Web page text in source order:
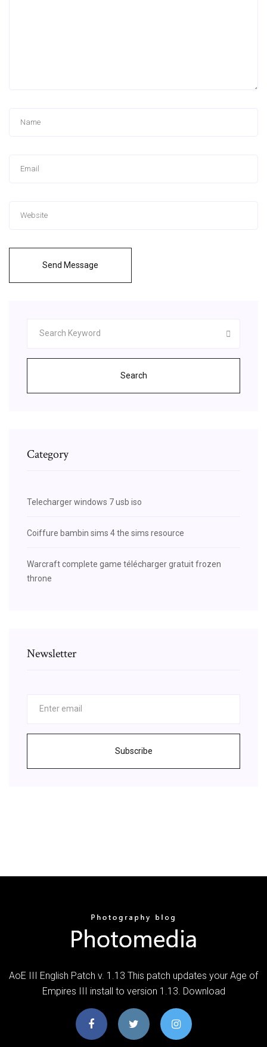
Send Message
Search
Category
Telecharger windows 7 usb iso
Coiffure bambin sims 4 the sims resource
Warcraft complete game télécharger gratuit frozen
throne
Newsletter
Subscribe
AoE III English Patch v. 1.13 This patch updates your Age of
Empires III install to version 1.13. Download